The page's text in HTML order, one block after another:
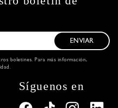
ENVIAR
boletines. Para más información,
.
Síguenos en